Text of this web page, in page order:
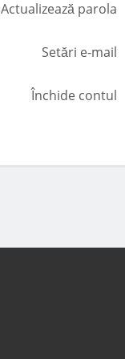
Actualizează parola
Setări e-mail
Închide contul